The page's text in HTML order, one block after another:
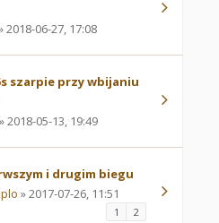
2018-06-27, 17:08
szarpie przy wbijaniu
» 2018-05-13, 19:49
i drugim biegu
» 2017-07-26, 11:51
1 2